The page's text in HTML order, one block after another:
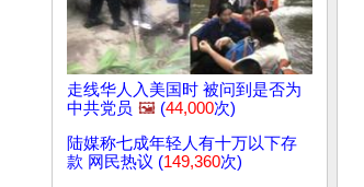
走线华人入美国时 被问到是否为
中共党员 🖼️ (44,000次)
陆媒称七成年轻人有十万以下存
款 网民热议 (149,360次)